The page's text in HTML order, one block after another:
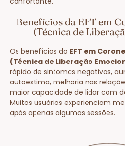
Benefícios da EFT em
(Técnica de
Os benefícios do EFT em
(Técnica de Liberação
rápido de sintomas negativos,
autoestima, melhoria nas
maior capacidade de lidar com
Muitos usuários experienciam
após apenas algumas sessões.